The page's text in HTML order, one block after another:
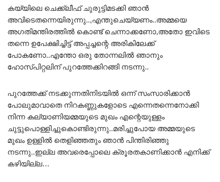
കയ്യിലെ ചെക്ക്ലീഫ് ചുരുട്ടിമടക്കി ഞാൻ
അവിടെതന്നെയിരുന്നു..,എന്തുചെയ്യണം..അമ്മയെ
അഗതിമന്തിരത്തിൽ കൊണ്ട് ചെന്നാക്കണോ,അതോ ഇവിടെ
തന്നെ ഉപേക്ഷിച്ചിട്ട് അപ്പച്ചന്റെ അരികിലേക്ക്
പോകണോ..എന്തോ ഒരു തോന്നലിൽ ഞാനും
ഹോസ്പിറ്റലിന് പുറത്തേക്കിറങ്ങി നടന്നു..
പുറത്തേക്ക് നടക്കുന്നതിനിടയിൽ ഒന്ന് സംസാരിക്കാൻ
പോലുമാവാതെ നിറകണ്ണുകളോടെ എന്നെതന്നെനോക്കി
നിന്ന കല്യാണിയമ്മയുടെ മുഖം എന്റെയുള്ളം
ചുട്ടുപൊള്ളിച്ചുകൊണ്ടിരുന്നു..മരിച്ചുപോയ അമ്മയുടെ
മുഖം ഉള്ളിൽ തെളിഞ്ഞതും ഞാൻ പിന്തിരിഞ്ഞു
നടന്നു..ഇല്ല അവരെപ്പോലെ ക്രൂരതകാണിക്കാൻ എനിക്ക്
കഴിയില്ല…